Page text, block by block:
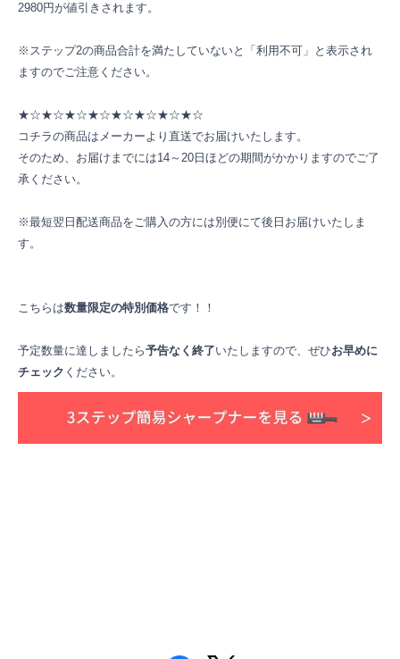
2980円が値引きされます。
※ステップ2の商品合計を満たしていないと「利用不可」と表示され
ますのでご注意ください。
★☆★☆★☆★☆★☆★☆★☆★☆
コチラの商品はメーカーより直送でお届けいたします。
そのため、お届けまでには14～20日ほどの期間がかかりますのでご了
承ください。
※最短翌日配送商品をご購入の方には別便にて後日お届けいたしま
す。
こちらは数量限定の特別価格です！！
予定数量に達しましたら予告なく終了いたしますので、ぜひお早めに
チェック ください。